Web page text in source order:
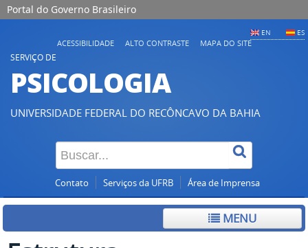
Portal do Governo Brasileiro
EN ES
ACESSIBILIDADE ALTO CONTRASTE
MAPA DO SITE
SERVIÇO DE
PSICOLOGIA
UNIVERSIDADE FEDERAL DO RECÔNCAVO DA BAHIA
Contato Serviços da UFRB Área de Imprensa
MENU